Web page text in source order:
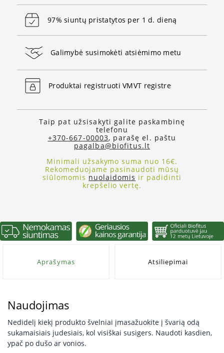
97% siuntų pristatytos per 1 d. dieną
Galimybė susimokėti atsiėmimo metu
Produktai registruoti VMVT registre
Taip pat užsisakyti galite paskambinę
telefonu
+370-667-00003, parašę el. paštu
pagalba@biofitus.lt
Minimali užsakymo suma nuo 16€.
Rekomeduojame pasinaudoti mūsų
siūlomomis nuolaidomis ir padidinti
krepšelio vertę.
Aprašymas Atsiliepimai
Naudojimas
Nedidelį kiekį produkto švelniai įmasažuokite į švarią odą
sukamaisiais judesiais, kol visiškai susigers. Naudoti kasdien,
ypač po dušo ar vonios.